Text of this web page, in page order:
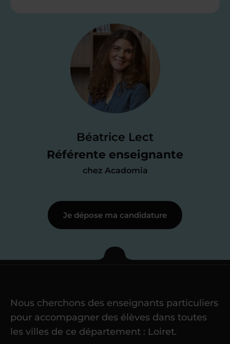
Béatrice Lect
Référente enseignante
chez Acadomia
Je valide ma
candidature
test de 15 minutes
des programmes scolaires(et pouvoir
me mettre à jour au besoin) et
j’échange en direct avec un chargé de
Étape 3
Je commence mes
Une fois ma candidature validée,mon
référent me confie mes premiers
élèves dans un délai de 6 jours
Je dépose ma candidature
Nous cherchons des enseignants particuliers
pour accompagner des élèves dans toutes
les villes de ce département : Loiret.